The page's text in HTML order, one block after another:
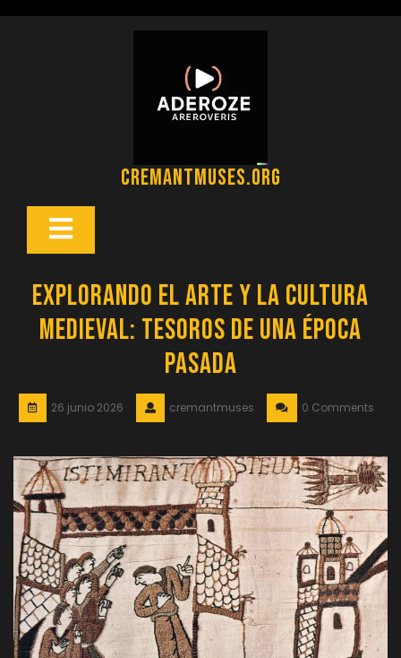
cremantmuses.org
Botón
Explorando el Arte y la Cultura
Medieval: Tesoros de una Época
Pasada
26 junio 2026 cremantmuses 0 Comments